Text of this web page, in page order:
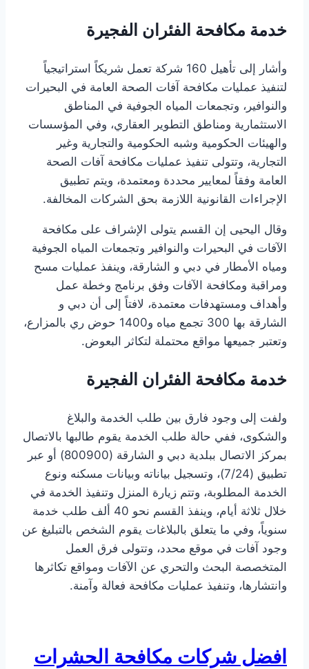
خدمة مكافحة الفئران الفجيرة
وأشار إلى تأهيل 160 شركة تعمل شريكاً استراتيجياً
لتنفيذ عمليات مكافحة آفات الصحة العامة في البحيرات
والنوافير، وتجمعات المياه الجوفية في المناطق
الاستثمارية ومناطق التطوير العقاري، وفي المؤسسات
والهيئات الحكومية وشبه الحكومية والتجارية وغير
التجارية، وتتولى تنفيذ عمليات مكافحة آفات الصحة
العامة وفقاً لمعايير محددة ومعتمدة، ويتم تطبيق
الإجراءات القانونية اللازمة بحق الشركات المخالفة.
وقال اليحيى إن القسم يتولى الإشراف على مكافحة
الآفات في البحيرات والنوافير وتجمعات المياه الجوفية
ومياه الأمطار في دبي و الشارقة، وينفذ عمليات مسح
ومراقبة ومكافحة الآفات وفق برنامج وخطة عمل
وأهداف ومستهدفات معتمدة، لافتاً إلى أن دبي و
الشارقة بها 300 تجمع مياه و1400 حوض ري بالمزارع،
وتعتبر جميعها مواقع محتملة لتكاثر البعوض.
خدمة مكافحة الفئران الفجيرة
ولفت إلى وجود فارق بين طلب الخدمة والبلاغ
والشكوى، ففي حالة طلب الخدمة يقوم طالبها بالاتصال
بمركز الاتصال ببلدية دبي و الشارقة (800900) أو عبر
تطبيق (24/‏‏7)، وتسجيل بياناته وبيانات مسكنه ونوع
الخدمة المطلوبة، وتتم زيارة المنزل وتنفيذ الخدمة في
خلال ثلاثة أيام، وينفذ القسم نحو 40 ألف طلب خدمة
سنوياً، وفي ما يتعلق بالبلاغات يقوم الشخص بالتبليغ عن
وجود آفات في موقع محدد، وتتولى فرق العمل
المتخصصة البحث والتحري عن الآفات ومواقع تكاثرها
وانتشارها، وتنفيذ عمليات مكافحة فعالة وآمنة.
افضل شركات مكافحة الحشرات